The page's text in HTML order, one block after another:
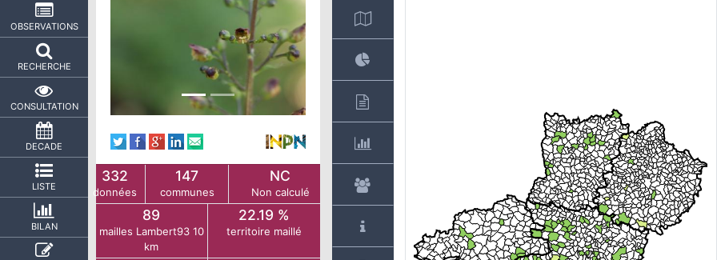
OBSERVATIONS
RECHERCHE
CONSULTATION
DECADE
LISTE
BILAN
332
données
147
communes
NC
Non calculé
89
mailles Lambert93 10
km
22.19 %
territoire maillé